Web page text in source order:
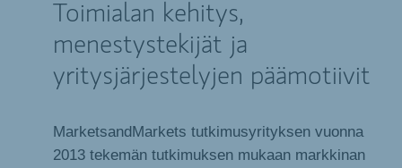
Toimialan kehitys,
menestystekijät ja
yritysjärjestelyjen päämotiivit
MarketsandMarkets tutkimusyrityksen vuonna
2013 tekemän tutkimuksen mukaan markkinan